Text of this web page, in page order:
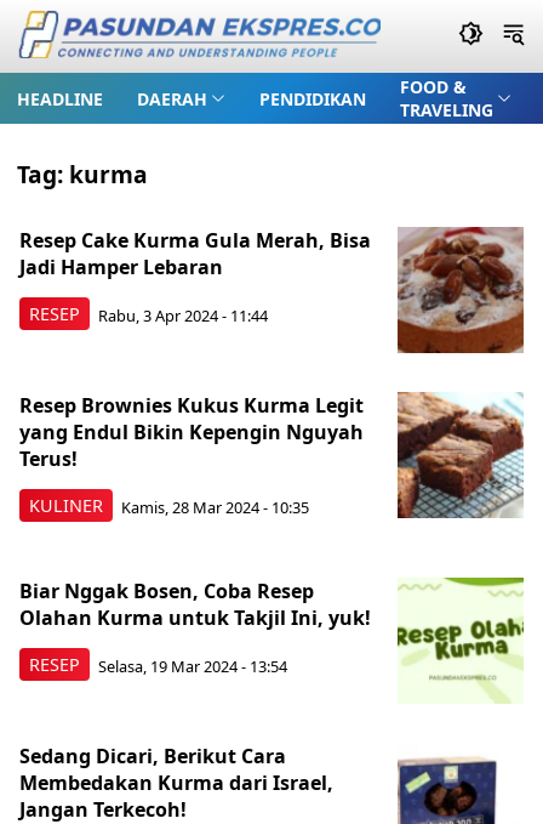
HEADLINE DAERAH PENDIDIKAN
FOOD &
TRAVELING
Tag: kurma
RESEP
Resep Cake Kurma Gula Merah, Bisa
Jadi Hamper Lebaran
Rabu, 3 Apr 2024 - 11:44
KULINER
Resep Brownies Kukus Kurma Legit
yang Endul Bikin Kepengin Nguyah
Terus!
Kamis, 28 Mar 2024 - 10:35
RESEP
Biar Nggak Bosen, Coba Resep
Olahan Kurma untuk Takjil Ini, yuk!
Selasa, 19 Mar 2024 - 13:54
Sedang Dicari, Berikut Cara
Membedakan Kurma dari Israel,
Jangan Terkecoh!